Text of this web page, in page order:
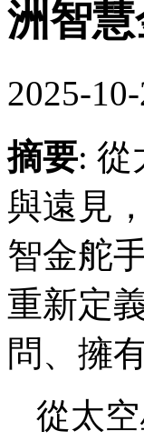
洲智
2025-
摘要: 從
與遠見
智金舵
重新定
問、擁
從太